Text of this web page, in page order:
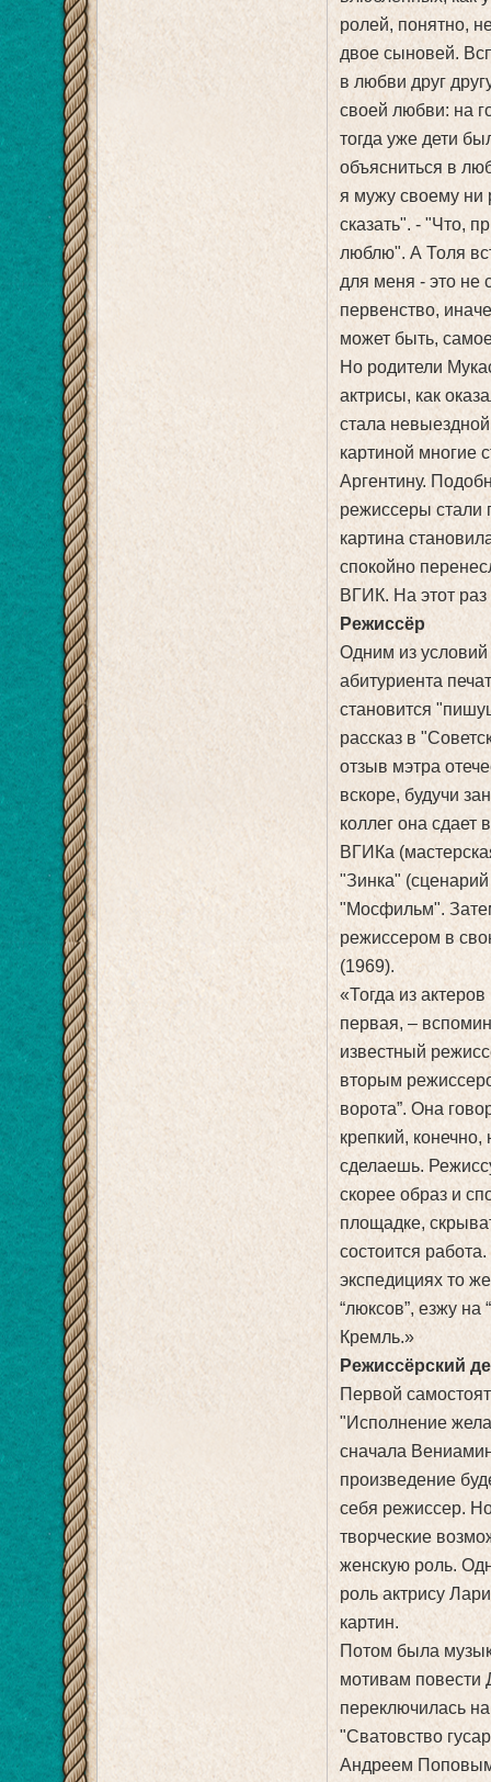
ролей, понятно,
двое сыновей.
в любви друг
своей любви: на
тогда уже дети
объясниться в
я мужу своему ни
сказать". - "Что,
люблю". А Толя
для меня - это не
первенство,
может быть,
Но родители
актрисы, как
стала
картиной многие
Аргентину.
режиссеры стали
картина
спокойно
ВГИК. На этот раз
Режиссёр
Одним из условий
абитуриента
становится
рассказ в
отзыв мэтра
вскоре, будучи
коллег она сдает
ВГИКа
"Зинка"
"Мосфильм".
режиссером в
(1969).
«Тогда из
первая, –
известный
вторым
ворота”. Она
крепкий,
сделаешь.
скорее образ и
площадке,
состоится
экспедициях то
“люксов”, езжу
Кремль.»
Режиссёрский
Первой
"Исполнение
сначала
произведение
себя режиссер.
творческие
женскую роль.
роль актрису
картин.
Потом была
мотивам повести
переключилась
"Сватовство
Андреем